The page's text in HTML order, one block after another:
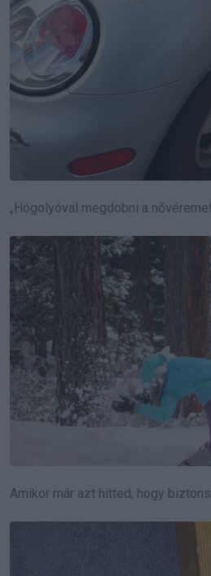
„Hógolyóval megdobni a
Amikor már azt hitted, hogy